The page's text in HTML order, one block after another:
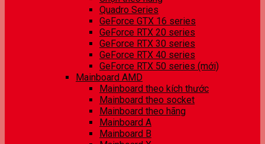
Quadro Series
GeForce GTX 16 series
GeForce RTX 20 series
GeForce RTX 30 series
GeForce RTX 40 series
GeForce RTX 50 series (mới)
Mainboard AMD
Mainboard theo kích thước
Mainboard theo socket
Mainboard theo hãng
Mainboard A
Mainboard B